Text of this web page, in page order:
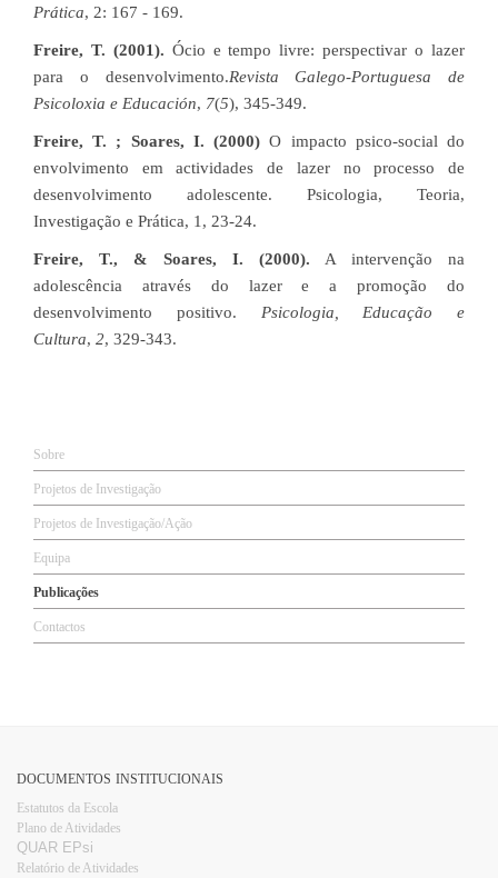
Prática, 2: 167 - 169.
Freire, T. (2001). Ócio e tempo livre: perspectivar o lazer
para o desenvolvimento.Revista Galego-Portuguesa de
Psicoloxia e Educación, 7(5), 345-349.
Freire, T. ; Soares, I. (2000) O impacto psico-social do
envolvimento em actividades de lazer no processo de
desenvolvimento adolescente. Psicologia, Teoria,
Investigação e Prática, 1, 23-24.
Freire, T., & Soares, I. (2000). A intervenção na
adolescência através do lazer e a promoção do
desenvolvimento positivo. Psicologia, Educação e
Cultura, 2, 329-343.
​Sobre​
Projetos de Investigação
Projetos de Investigação/Ação
Equipa
Publicações
Contactos
DOCUMENTOS INSTITUCIONAIS
Estatutos da Escola
Plano d​e Atividades
QUAR EPsi
Relatório de Atividades